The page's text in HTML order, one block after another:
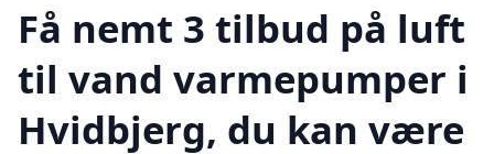
Få nemt 3 tilbud på luft
til vand varmepumper i
Hvidbjerg, du kan være